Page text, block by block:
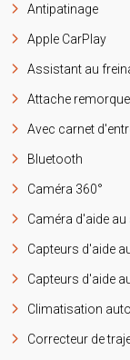
Antipatinage
Apple CarPlay
Assistant au
Attache
Avec carnet
Bluetooth
Caméra 360°
Caméra d'aide
Capteurs d'aide
Capteurs d'aide
Climatisation
Correcteur de